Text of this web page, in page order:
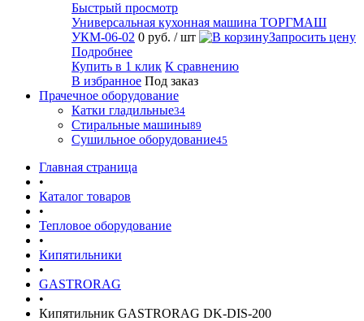
Быстрый просмотр
Универсальная кухонная машина ТОРГМАШ
УКМ-06-02 0 руб. / шт
Запросить цену
Подробнее
Купить в 1 клик К сравнению
В избранное Под заказ
Прачечное оборудование
Катки гладильные34
Стиральные машины89
Сушильное оборудование45
Главная страница
•
Каталог товаров
•
Тепловое оборудование
•
Кипятильники
•
GASTRORAG
•
Кипятильник GASTRORAG DK-DIS-200